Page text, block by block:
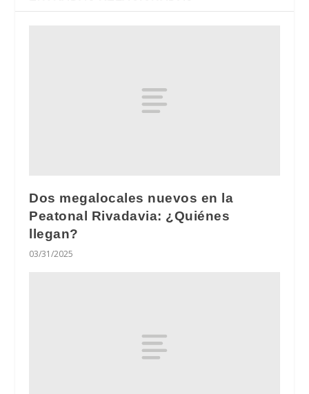
Dos megalocales nuevos en la
Peatonal Rivadavia: ¿Quiénes
llegan?
03/31/2025